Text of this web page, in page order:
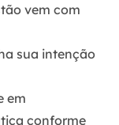
vem com
sua intenção
em
conforme